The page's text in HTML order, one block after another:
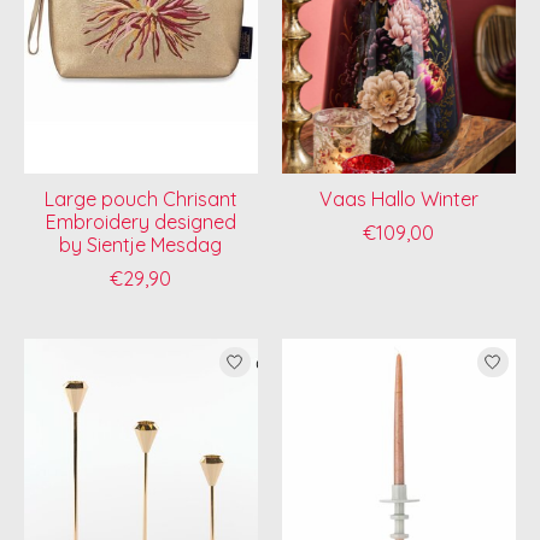
Large pouch Chrisant
Embroidery designed
by Sientje Mesdag
€29,90
Vaas Hallo Winter
€109,00